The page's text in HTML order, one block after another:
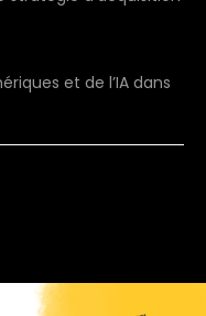
et de l’IA dans